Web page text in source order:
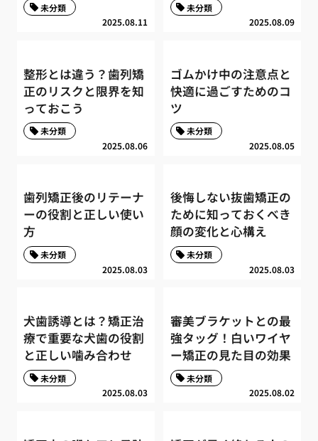
2025.08.11
未分類
2025.08.09
未分類
整形とは違う？歯列矯
正のリスクと限界を知
っておこう
2025.08.06
未分類
ゴムかけ中の注意点と
快適に過ごすためのコ
ツ
2025.08.05
未分類
歯列矯正後のリテーナ
ーの役割と正しい使い
方
2025.08.03
未分類
後悔しない抜歯矯正の
ために知っておくべき
顔の変化と心構え
2025.08.03
未分類
犬歯誘導とは？矯正治
療で重要な犬歯の役割
と正しい噛み合わせ
2025.08.03
未分類
審美ブラケットとの最
強タッグ！白いワイヤ
ー矯正の見た目の効果
2025.08.02
未分類